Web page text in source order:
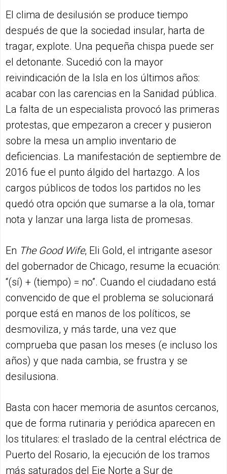
El clima de desilusión se produce tiempo
después de que la sociedad insular, harta de
tragar, explote. Una pequeña chispa puede ser
el detonante. Sucedió con la mayor
reivindicación de la Isla en los últimos años:
acabar con las carencias en la Sanidad pública.
La falta de un especialista provocó las primeras
protestas, que empezaron a crecer y pusieron
sobre la mesa un amplio inventario de
deficiencias. La manifestación de septiembre de
2016 fue el punto álgido del hartazgo. A los
cargos públicos de todos los partidos no les
quedó otra opción que sumarse a la ola, tomar
nota y lanzar una larga lista de promesas.
En The Good Wife, Eli Gold, el intrigante asesor
del gobernador de Chicago, resume la ecuación:
“(sí) + (tiempo) = no”. Cuando el ciudadano está
convencido de que el problema se solucionará
porque está en manos de los políticos, se
desmoviliza, y más tarde, una vez que
comprueba que pasan los meses (e incluso los
años) y que nada cambia, se frustra y se
desilusiona.
Basta con hacer memoria de asuntos cercanos,
que de forma rutinaria y periódica aparecen en
los titulares: el traslado de la central eléctrica de
Puerto del Rosario, la ejecución de los tramos
más saturados del Eje Norte a Sur de